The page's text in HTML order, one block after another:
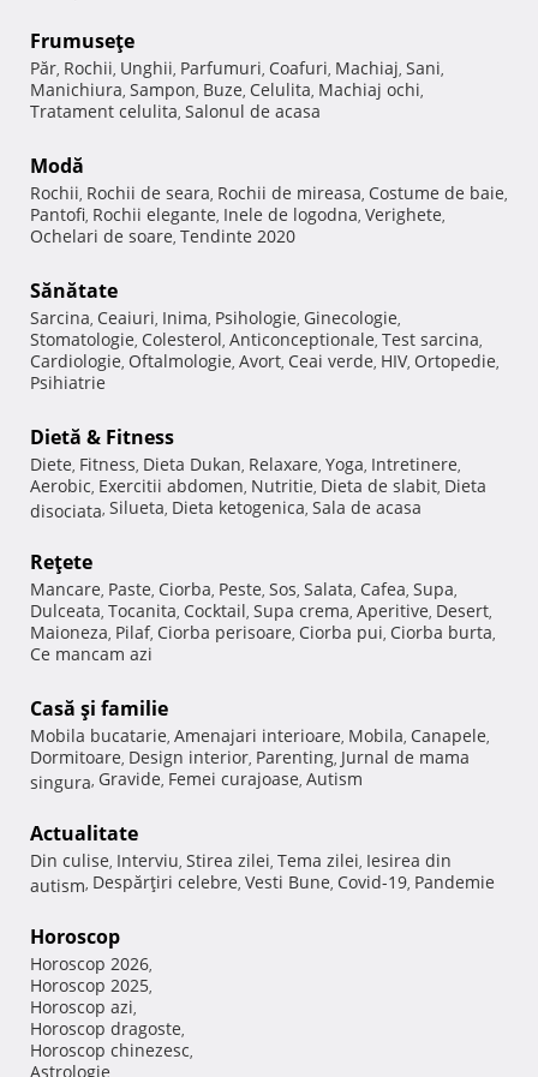
Frumuseţe
Păr, Rochii, Unghii, Parfumuri, Coafuri, Machiaj, Sani,
Manichiura, Sampon, Buze, Celulita, Machiaj ochi,
Tratament celulita, Salonul de acasa
Modă
Rochii, Rochii de seara, Rochii de mireasa, Costume de baie,
Pantofi, Rochii elegante, Inele de logodna, Verighete,
Ochelari de soare, Tendinte 2020
Sănătate
Sarcina, Ceaiuri, Inima, Psihologie, Ginecologie,
Stomatologie, Colesterol, Anticonceptionale, Test sarcina,
Cardiologie, Oftalmologie, Avort, Ceai verde, HIV, Ortopedie,
Psihiatrie
Dietă & Fitness
Diete, Fitness, Dieta Dukan, Relaxare, Yoga, Intretinere,
Aerobic, Exercitii abdomen, Nutritie, Dieta de slabit, Dieta
disociata, Silueta, Dieta ketogenica, Sala de acasa
Reţete
Mancare, Paste, Ciorba, Peste, Sos, Salata, Cafea, Supa,
Dulceata, Tocanita, Cocktail, Supa crema, Aperitive, Desert,
Maioneza, Pilaf, Ciorba perisoare, Ciorba pui, Ciorba burta,
Ce mancam azi
Casă şi familie
Mobila bucatarie, Amenajari interioare, Mobila, Canapele,
Dormitoare, Design interior, Parenting, Jurnal de mama
singura, Gravide, Femei curajoase, Autism
Actualitate
Din culise, Interviu, Stirea zilei, Tema zilei, Iesirea din
autism, Despărţiri celebre, Vesti Bune, Covid-19, Pandemie
Horoscop
Horoscop 2026,
Horoscop 2025,
Horoscop azi,
Horoscop dragoste,
Horoscop chinezesc,
Astrologie